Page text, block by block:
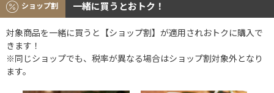
ショップ割 一緒に買うとおトク！
対象商品を一緒に買うと【ショップ割】が適用されおトクに購入で
きます！
※同じショップでも、税率が異なる場合はショップ割対象外となり
ます。